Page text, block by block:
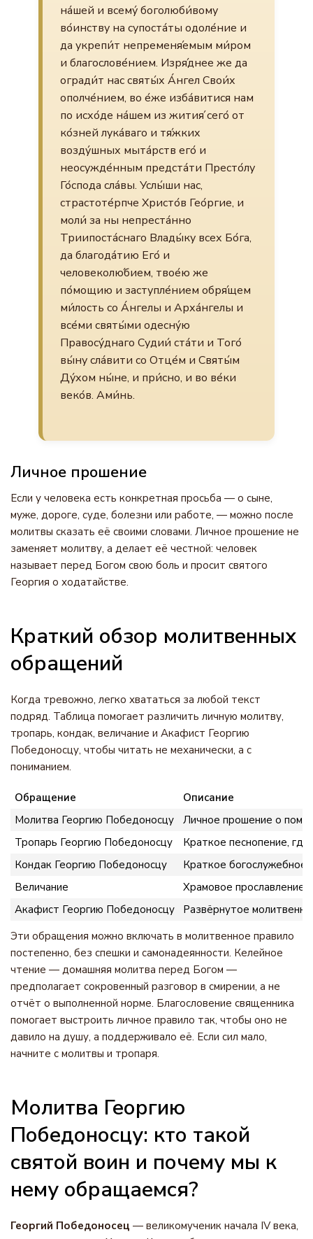
на́шей и всему́ боголюби́вому
во́инству на супоста́ты одоле́ние и
да укрепи́т непременя́емым ми́ром
и благослове́нием. Изря́днее же да
огради́т нас святы́х А́нгел Свои́х
ополче́нием, во е́же изба́витися нам
по исхо́де на́шем из жития́ сего́ от
ко́зней лука́ваго и тя́жких
возду́шных мыта́рств его́ и
неосужде́нным предста́ти Престо́лу
Го́спода сла́вы. Услы́ши нас,
страстоте́рпче Христо́в Гео́ргие, и
моли́ за ны непреста́нно
Триипоста́снаго Влады́ку всех Бо́га,
да благода́тию Его́ и
человеколю́бием, твое́ю же
по́мощию и заступле́нием обря́щем
ми́лость со А́нгелы и Арха́нгелы и
все́ми святы́ми одесну́ю
Правосу́днаго Судии́ ста́ти и Того́
вы́ну сла́вити со Отце́м и Святы́м
Ду́хом ны́не, и при́сно, и во ве́ки
веко́в. Ами́нь.
Личное прошение
Если у человека есть конкретная просьба — о сыне,
муже, дороге, суде, болезни или работе, — можно после
молитвы сказать её своими словами. Личное прошение не
заменяет молитву, а делает её честной: человек
называет перед Богом свою боль и просит святого
Георгия о ходатайстве.
Краткий обзор молитвенных
обращений
Когда тревожно, легко хвататься за любой текст
подряд. Таблица помогает различить личную молитву,
тропарь, кондак, величание и Акафист Георгию
Победоносцу, чтобы читать не механически, а с
пониманием.
Обращение
Описание
Молитва Георгию Победоносцу
Личное прошение о
Тропарь Георгию Победоносцу
Краткое песнопение,
Кондак Георгию Победоносцу
Краткое богослужебное
Величание
Храмовое прославление
Акафист Георгию Победоносцу
Развёрнутое
Эти обращения можно включать в молитвенное правило
постепенно, без спешки и самонадеянности. Келейное
чтение — домашняя молитва перед Богом —
предполагает сокровенный разговор в смирении, а не
отчёт о выполненной норме. Благословение священника
помогает выстроить личное правило так, чтобы оно не
давило на душу, а поддерживало её. Если сил мало,
начните с молитвы и тропаря.
Молитва Георгию
Победоносцу: кто такой
святой воин и почему мы к
нему обращаемся?
Георгий Победоносец — великомученик начала IV века,